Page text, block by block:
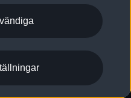
om dataläcka